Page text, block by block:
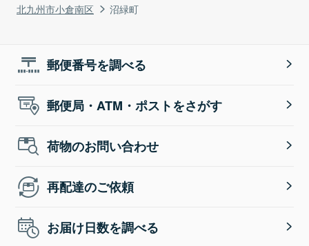
北九州市小倉南区
沼緑町
郵便番号を調べる
郵便局・ATM・ポストをさがす
荷物のお問い合わせ
再配達のご依頼
お届け日数を調べる